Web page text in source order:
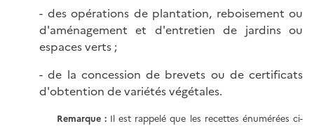
- des opérations de plantation, reboisement ou
d'aménagement et d'entretien de jardins ou
espaces verts ;
- de la concession de brevets ou de certificats
d'obtention de variétés végétales.
Remarque :Il est rappelé que les recettes énumérées ci-